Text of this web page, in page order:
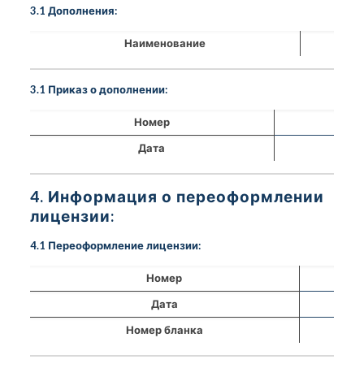
3.1 Дополнения:
Наименование
3.1 Приказ о дополнении:
Номер
Дата
4. Информация о переоформлении
лицензии:
4.1 Переоформление лицензии:
Номер
Дата
Номер бланка